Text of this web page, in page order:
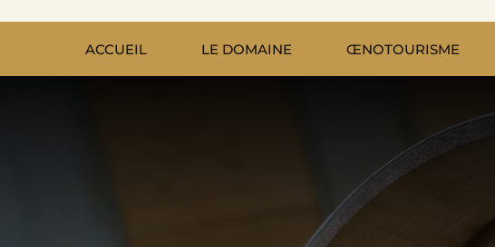
ACCUEIL LE DOMAINE ŒNOTOURISME